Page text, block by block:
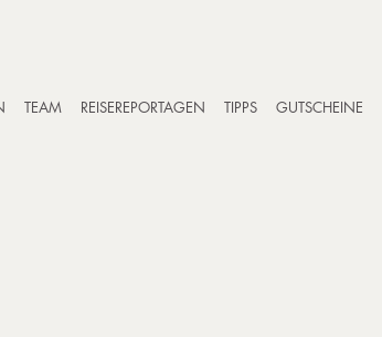
TEAM REISEREPORTAGEN TIPPS GUTSCHEINE